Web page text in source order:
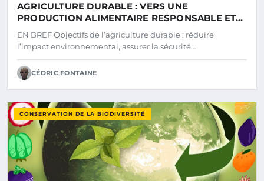
AGRICULTURE DURABLE : VERS UNE
PRODUCTION ALIMENTAIRE RESPONSABLE ET
ÉCOLOGIQUE
EN BREF Objectifs de l’agriculture durable : réduire
l’impact environnemental, assurer la sécurité…
CÉDRIC FONTAINE
CONSERVATION DE LA BIODIVERSITÉ